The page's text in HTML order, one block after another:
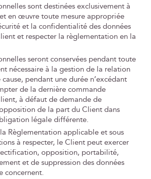
sont destinées exclusivement à
en œuvre toute mesure appropriée
et la confidentialité des données
et respecter la règlementation en la
seront conservées pendant toute
nécessaire à la gestion de la relation
pendant une durée n’excédant
de la dernière commande
à défaut de demande de
de la part du Client dans
légale différente.
Règlementation applicable et sous
à respecter, le Client peut exercer
opposition, portabilité,
et de suppression des données
concernent.